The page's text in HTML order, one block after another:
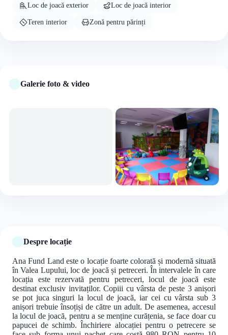
Loc de joacă exterior Loc de joacă interior
Teren interior Zonă pentru părinți
Galerie foto & video
Despre locație
Ana Fund Land este o locație foarte colorată și modernă situată
în Valea Lupului, loc de joacă și petreceri. În intervalele în care
locația este rezervată pentru petreceri, locul de joacă este
destinat exclusiv invitaților. Copiii cu vârsta de peste 3 anișori
se pot juca singuri la locul de joacă, iar cei cu vârsta sub 3
anișori trebuie însoțiși de către un adult. De asemenea, accesul
la locul de joacă, pentru a se menține curățenia, se face doar cu
papucei de schimb. Închiriere alocației pentru o petrecere se